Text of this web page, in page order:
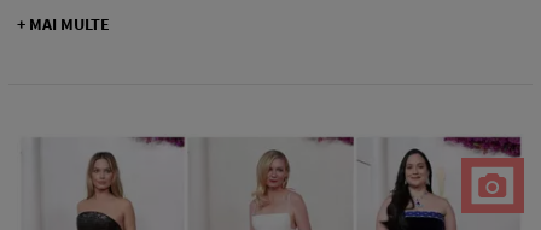
+ MAI MULTE